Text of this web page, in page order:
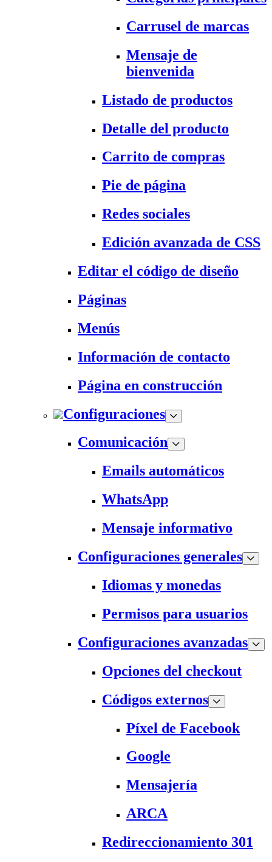
Carrusel de marcas
Mensaje de
bienvenida
Listado de productos
Detalle del producto
Carrito de compras
Pie de página
Redes sociales
Edición avanzada de CSS
Editar el código de diseño
Páginas
Menús
Información de contacto
Página en construcción
Configuraciones
Comunicación
Emails automáticos
WhatsApp
Mensaje informativo
Configuraciones generales
Idiomas y monedas
Permisos para usuarios
Configuraciones avanzadas
Opciones del checkout
Códigos externos
Píxel de Facebook
Google
Mensajería
ARCA
Redireccionamiento 301